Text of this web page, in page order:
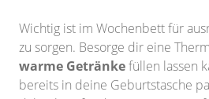
Wichtig ist im Wochenbett für
zu sorgen. Besorge dir eine
warme Getränkefüllen lassen
bereits in deine Geburtstasche